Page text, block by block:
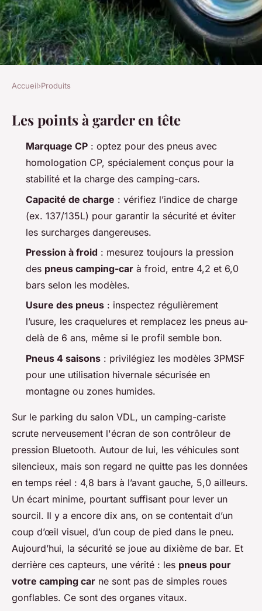
Guide ultime pour
sélectionner les pneus parfaits
de camping-car
21/05/2026 20:11 13 min de lecture
Accueil›Produits
Les points à garder en tête
Marquage CP : optez pour des pneus avec
homologation CP, spécialement conçus pour la
stabilité et la charge des camping-cars.
Capacité de charge : vérifiez l’indice de charge
(ex. 137/135L) pour garantir la sécurité et éviter
les surcharges dangereuses.
Pression à froid : mesurez toujours la pression
des pneus camping-car à froid, entre 4,2 et 6,0
bars selon les modèles.
Usure des pneus : inspectez régulièrement
l’usure, les craquelures et remplacez les pneus au-
delà de 6 ans, même si le profil semble bon.
Pneus 4 saisons : privilégiez les modèles 3PMSF
pour une utilisation hivernale sécurisée en
montagne ou zones humides.
Sur le parking du salon VDL, un camping-cariste
scrute nerveusement l'écran de son contrôleur de
pression Bluetooth. Autour de lui, les véhicules sont
silencieux, mais son regard ne quitte pas les données
en temps réel : 4,8 bars à l’avant gauche, 5,0 ailleurs.
Un écart minime, pourtant suffisant pour lever un
sourcil. Il y a encore dix ans, on se contentait d’un
coup d’œil visuel, d’un coup de pied dans le pneu.
Aujourd’hui, la sécurité se joue au dixième de bar. Et
derrière ces capteurs, une vérité : les pneus pour
votre camping car ne sont pas de simples roues
gonflables. Ce sont des organes vitaux.